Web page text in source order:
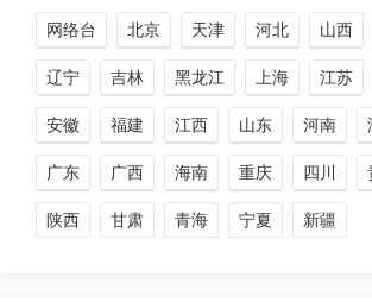
网络台 北京 天津 河北 山西
辽宁 吉林 黑龙江 上海 江苏
安徽 福建 江西 山东 河南
广东 广西 海南 重庆 四川
陕西 甘肃 青海 宁夏 新疆